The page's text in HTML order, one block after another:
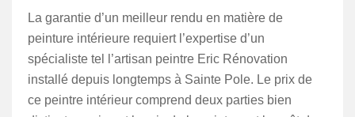
La garantie d’un meilleur rendu en matière de
peinture intérieure requiert l’expertise d’un
spécialiste tel l’artisan peintre Eric Rénovation
installé depuis longtemps à Sainte Pole. Le prix de
ce peintre intérieur comprend deux parties bien